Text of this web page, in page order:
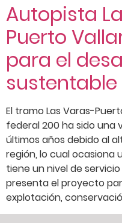
Autopista
Puerto
para el
sustentable
El tramo Las Varas-
federal 200 ha sido una
últimos años debido al
región, lo cual ocasiona
tiene un nivel de
presenta el proyecto
explotación,